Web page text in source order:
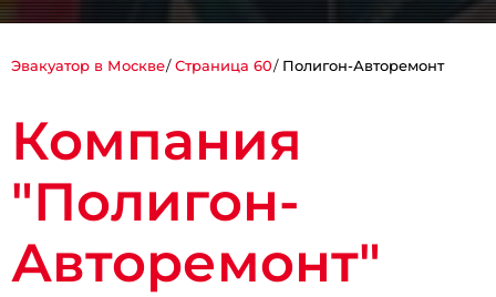
Эвакуатор в Москве Страница 60 Полигон-Авторемонт
Компания
"Полигон-
Авторемонт"